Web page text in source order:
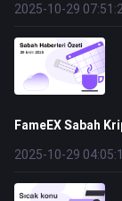
2025-10-29
FameEX Sabah
2025-10-29